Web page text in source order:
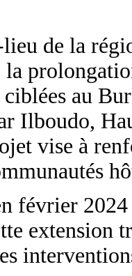
de la
ciblées au
Ilboudo,
vise à
février 2024
extension